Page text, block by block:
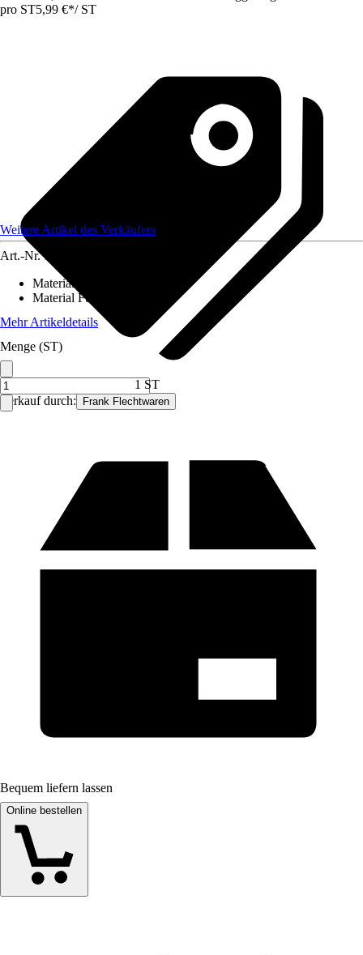
pro ST5,99 €*/ ST
Verkauf durch: Frank Flechtwaren
Weitere Artikel des Verkäufers
Art.-Nr. 12584300
Material Bezug
Material Füllung
Mehr Artikeldetails
Menge (ST)
1 ST
Bequem liefern lassen
Online bestellen